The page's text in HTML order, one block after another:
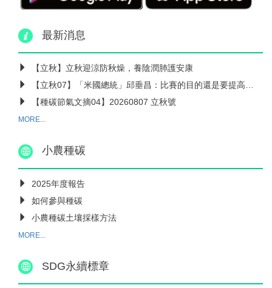
最新消息
【立秋】立秋迎涼防秋燥，養陰潤肺護安康
【立秋07】「米國總統」邱垂昌：比賽的目的還是要提高農民的水準和收入
【種碳節氣文摘04】20260807 立秋號
MORE...
小農種碳
2025年度報告
如何參與種碳
小農種碳土壤採樣方法
MORE...
SDG永續標章